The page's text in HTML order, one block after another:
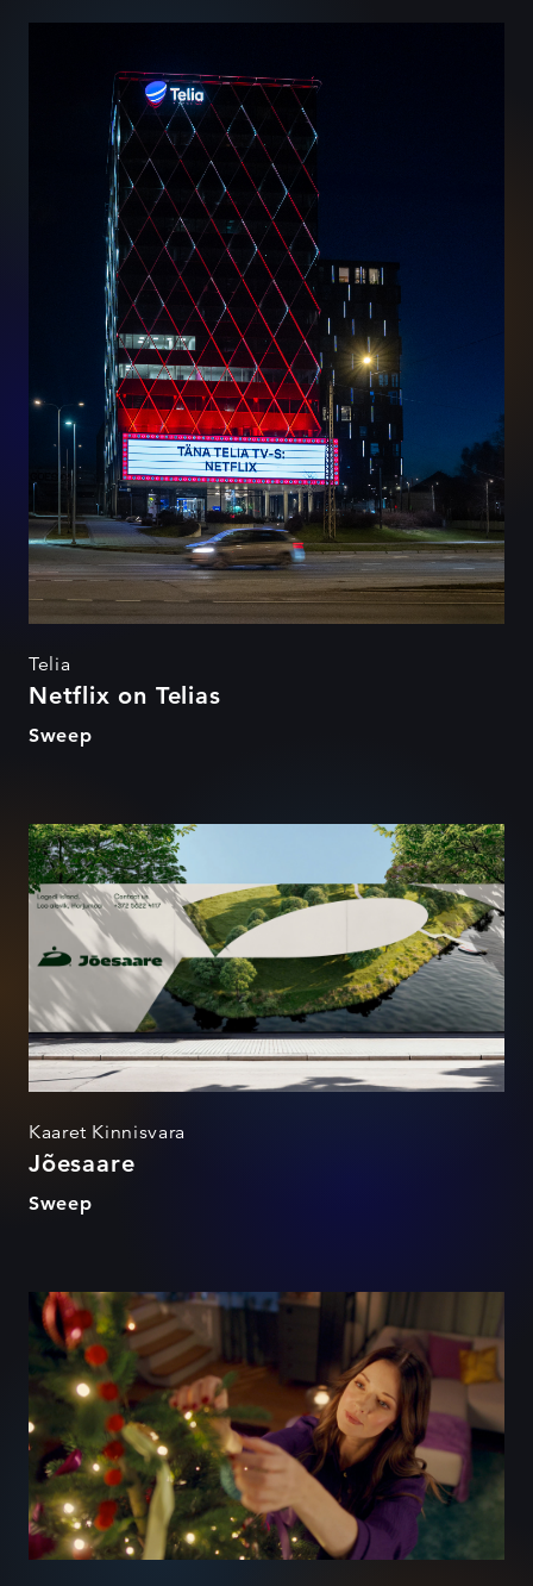
Telia
Netflix on Telias
Sweep
Kaaret Kinnisvara
Jõesaare
Sweep
Telia x Ines